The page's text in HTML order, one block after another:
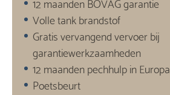
Volle tank brandstof
Gratis vervangend vervoer bij
garantiewerkzaamheden
12 maanden pechhulp in Europa
Poetsbeurt